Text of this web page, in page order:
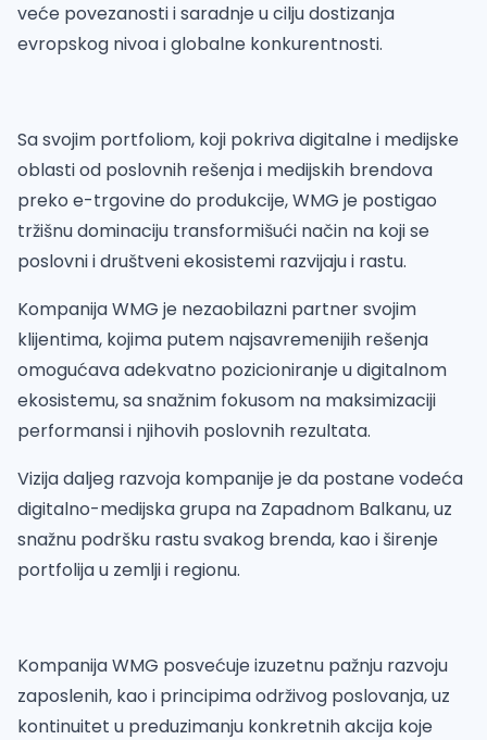
veće povezanosti i saradnje u cilju dostizanja
evropskog nivoa i globalne konkurentnosti.
Sa svojim portfoliom, koji pokriva digitalne i medijske
oblasti od poslovnih rešenja i medijskih brendova
preko e-trgovine do produkcije, WMG je postigao
tržišnu dominaciju transformišući način na koji se
poslovni i društveni ekosistemi razvijaju i rastu.
Kompanija WMG je nezaobilazni partner svojim
klijentima, kojima putem najsavremenijih rešenja
omogućava adekvatno pozicioniranje u digitalnom
ekosistemu, sa snažnim fokusom na maksimizaciji
performansi i njihovih poslovnih rezultata.
Vizija daljeg razvoja kompanije je da postane vodeća
digitalno-medijska grupa na Zapadnom Balkanu, uz
snažnu podršku rastu svakog brenda, kao i širenje
portfolija u zemlji i regionu.
Kompanija WMG posvećuje izuzetnu pažnju razvoju
zaposlenih, kao i principima održivog poslovanja, uz
kontinuitet u preduzimanju konkretnih akcija koje